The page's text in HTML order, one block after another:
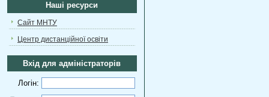
Наші ресурси
Сайт МНТУ
Центр дистанційної освіти
Вхід для адміністраторів
Логін: